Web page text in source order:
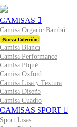
CAMISAS
Camisa Organic Bambú
¡Nueva Colección!
Camisa Blanca
Camisa Performance
Camisa Piqué
Camisa Oxford
Camisa Lisa y Textura
Camisa Diseño
Camisa Cuadro
CAMISAS SPORT
Sport Lisas